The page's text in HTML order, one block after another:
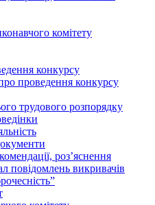
комітету
конкурсу
проведення конкурсу
трудового розпорядку
роз’яснення
повідомлень викривачів